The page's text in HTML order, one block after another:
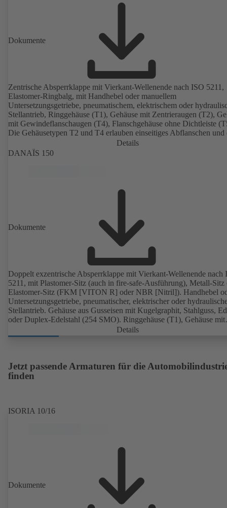
Dokumente
Zentrische Absperrklappe mit Vierkant-Wellenende nach ISO 5211,
Elastomer-Ringbalg, mit Handhebel oder manuellem
Untersetzungsgetriebe, pneumatischem, elektrischem oder
Stellantrieb, Ringgehäuse (T1), Gehäuse mit Zentrieraugen (T2),
mit Gewindeflanschaugen (T4), Flanschgehäuse ohne Dichtleiste
Die Gehäusetypen T2 und T4 erlauben einseitiges Abflanschen und
Einbau als Endarmatur mit Gegenflansch. Anschlüsse nach EN,
JIS.
Details
DANAÏS 150
Dokumente
Doppelt exzentrische Absperrklappe mit Vierkant-Wellenende nach
5211, mit Plastomer-Sitz (auch in fire-safe-Ausführung), Metall-Sitz
Elastomer-Sitz (FKM [VITON R] oder NBR [Nitril]). Handhebel
Untersetzungsgetriebe, pneumatischer, elektrischer oder
Stellantrieb. Gehäuse aus Gusseisen mit Kugelgraphit, Stahlguss,
oder Duplex-Edelstahl (254 SMO). Ringgehäuse (T1), Gehäuse mit
Gewindeflanschaugen (T4), T4 für einseitiges Abflanschen und den
Einsatz als Endarmatur mit Gegenflansch. Anschlüsse nach EN,
Ausführung nach Richtlinie 2014/34/EU.
Details
Jetzt passende Armaturen für die
finden
ISORIA 10/16
Dokumente